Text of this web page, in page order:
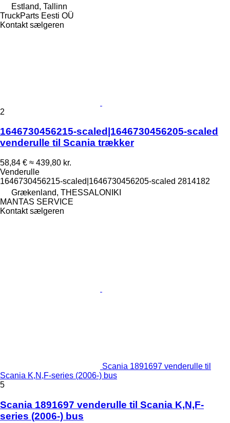
Estland, Tallinn
TruckParts Eesti OÜ
Kontakt sælgeren
2
1646730456215-scaled|1646730456205-scaled
venderulle til Scania trækker
58,84 € ≈ 439,80 kr.
Venderulle
1646730456215-scaled|1646730456205-scaled 2814182
Grækenland, THESSALONIKI
MANTAS SERVICE
Kontakt sælgeren
Scania 1891697 venderulle til
Scania K,N,F-series (2006-) bus
5
Scania 1891697 venderulle til Scania K,N,F-
series (2006-) bus